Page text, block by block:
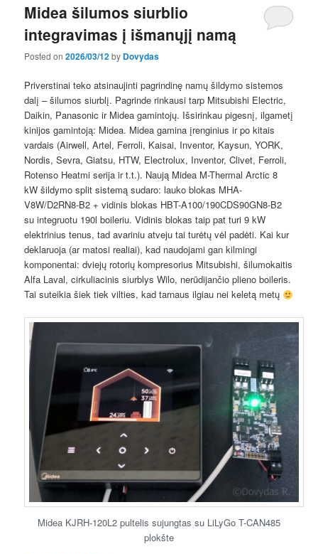
primary
content
secondary
content
Midea šilumos siurblio
integravimas į išmanųjį namą
Posted on2026/03/12by Dovydas
Priverstinai teko atsinaujinti pagrindinę namų šildymo sistemos
dalį – šilumos siurblį. Pagrinde rinkausi tarp Mitsubishi Electric,
Daikin, Panasonic ir Midea gamintojų. Išsirinkau pigesnį, ilgametį
kinijos gamintoją: Midea. Midea gamina įrenginius ir po kitais
vardais (Airwell, Artel, Ferroli, Kaisai, Inventor, Kaysun, YORK,
Nordis, Sevra, Giatsu, HTW, Electrolux, Inventor, Clivet, Ferroli,
Rotenso Heatmi serija ir t.t.). Naują Midea M-Thermal Arctic 8
kW šildymo split sistemą sudaro: lauko blokas MHA-
V8W/D2RN8-B2 + vidinis blokas HBT-A100/190CDS90GN8-B2
su integruotu 190l boileriu. Vidinis blokas taip pat turi 9 kW
elektrinius tenus, tad avariniu atveju tai turėtų vėl padėti. Kai kur
deklaruoja (ar matosi realiai), kad naudojami gan kilmingi
komponentai: dviejų rotorių kompresorius Mitsubishi, šilumokaitis
Alfa Laval, cirkuliacinis siurblys Wilo, nerūdijančio plieno boileris.
Tai suteikia šiek tiek vilties, kad tarnaus ilgiau nei keletą metų
Midea KJRH-120L2 pultelis sujungtas su LiLyGo T-CAN485
plokšte